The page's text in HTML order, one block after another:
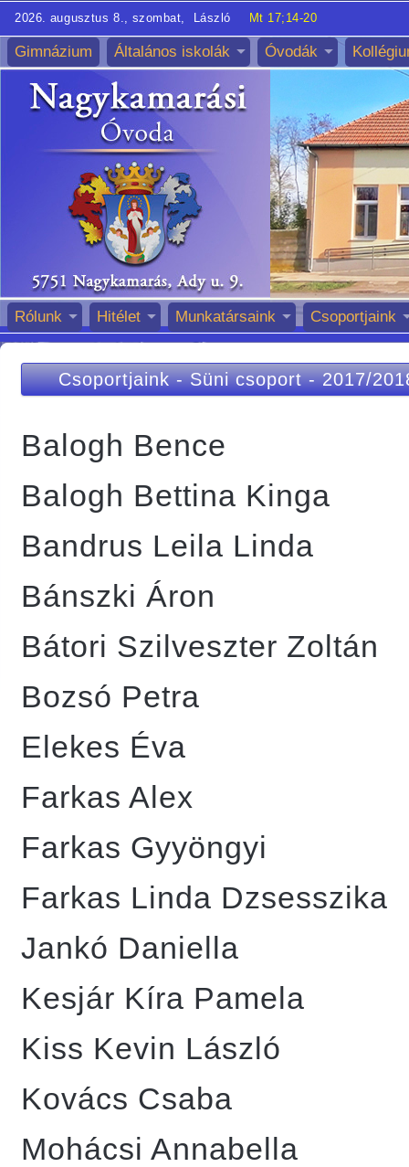
2026. augusztus 8., szombat, László Mt 17;14-20
Gimnázium Általános iskolák Óvodák
Rólunk Hitélet Munkatársaink Csoportjaink
Csoportjaink-Süni csoport-2017/
Balogh Bence
Balogh Bettina Kinga
Bandrus Leila Linda
Bánszki Áron
Bátori Szilveszter Zoltán
Bozsó Petra
Elekes Éva
Farkas Alex
Farkas Gyyöngyi
Farkas Linda Dzsesszika
Jankó Daniella
Kesjár Kíra Pamela
Kiss Kevin László
Kovács Csaba
Mohácsi Annabella